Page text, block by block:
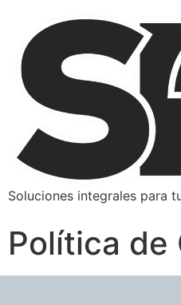
Soluciones integrales para
Política de